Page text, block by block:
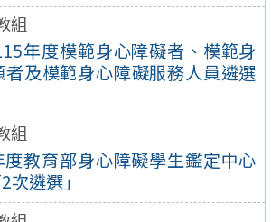
組
年度模範身心障礙者、模範身
及模範身心障礙服務人員遴選
組
教育部身心障礙學生鑑定中心
遴選」